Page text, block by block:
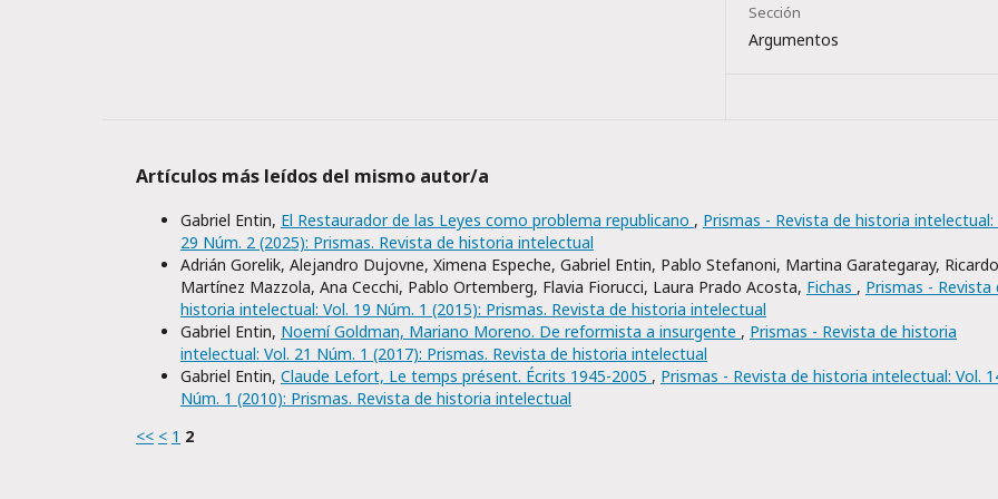
Sección
Argumentos
Artículos más leídos del mismo autor/a
Gabriel Entin, El Restaurador de las Leyes como problema republicano , Prismas - Revista de historia intelectual:
29 Núm. 2 (2025): Prismas. Revista de historia intelectual
Adrián Gorelik, Alejandro Dujovne, Ximena Espeche, Gabriel Entin, Pablo Stefanoni, Martina Garategaray, Ricardo
Martínez Mazzola, Ana Cecchi, Pablo Ortemberg, Flavia Fiorucci, Laura Prado Acosta, Fichas , Prismas - Revista
historia intelectual: Vol. 19 Núm. 1 (2015): Prismas. Revista de historia intelectual
Gabriel Entin, Noemí Goldman, Mariano Moreno. De reformista a insurgente , Prismas - Revista de historia
intelectual: Vol. 21 Núm. 1 (2017): Prismas. Revista de historia intelectual
Gabriel Entin, Claude Lefort, Le temps présent. Écrits 1945-2005 , Prismas - Revista de historia intelectual: Vol.
Núm. 1 (2010): Prismas. Revista de historia intelectual
<< < 1 2